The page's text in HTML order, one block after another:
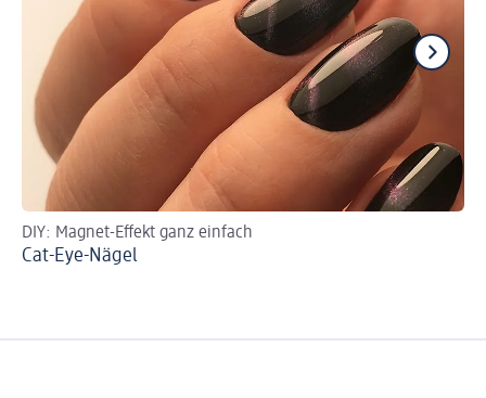
DIY: Magnet-Effekt ganz einfach
Cat-Eye-Nägel